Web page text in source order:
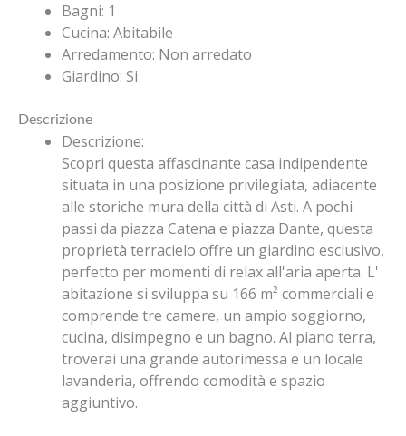
Bagni: 1
Cucina: Abitabile
Arredamento: Non arredato
Giardino: Si
Descrizione
Descrizione:
Scopri questa affascinante casa indipendente
situata in una posizione privilegiata, adiacente
alle storiche mura della città di Asti. A pochi
passi da piazza Catena e piazza Dante, questa
proprietà terracielo offre un giardino esclusivo,
perfetto per momenti di relax all'aria aperta. L'
abitazione si sviluppa su 166 m² commerciali e
comprende tre camere, un ampio soggiorno,
cucina, disimpegno e un bagno. Al piano terra,
troverai una grande autorimessa e un locale
lavanderia, offrendo comodità e spazio
aggiuntivo.